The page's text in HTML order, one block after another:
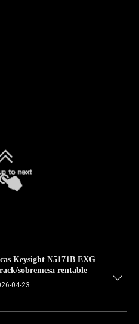
Keysight N5171B EXG
sobremesa rentable
04-23